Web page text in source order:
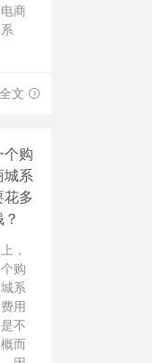
商
文
个购
城系
花多
，
购
系
用
不
而